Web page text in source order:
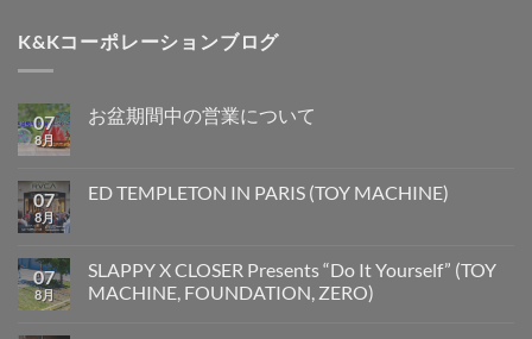
K&Kコーポレーションブログ
07
8月
お盆期間中の営業について
07
8月
ED TEMPLETON IN PARIS (TOY MACHINE)
07
8月
SLAPPY X CLOSER Presents “Do It Yourself” (TOY
MACHINE, FOUNDATION, ZERO)